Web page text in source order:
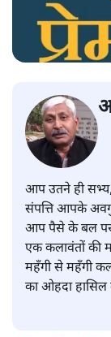
आप उतने ही सभ्य,
संपत्ति आपके
आप पैसे के बल पर
एक कलावंतों की
महँगी से महँगी
का ओहदा